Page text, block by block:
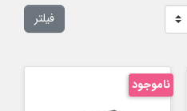
فیلتر
ناموجود